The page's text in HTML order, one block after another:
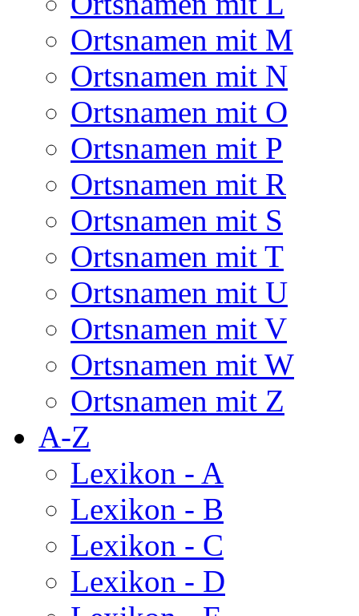
Ortsnamen mit M
Ortsnamen mit N
Ortsnamen mit O
Ortsnamen mit P
Ortsnamen mit R
Ortsnamen mit S
Ortsnamen mit T
Ortsnamen mit U
Ortsnamen mit V
Ortsnamen mit W
Ortsnamen mit Z
A-Z
Lexikon - A
Lexikon - B
Lexikon - C
Lexikon - D